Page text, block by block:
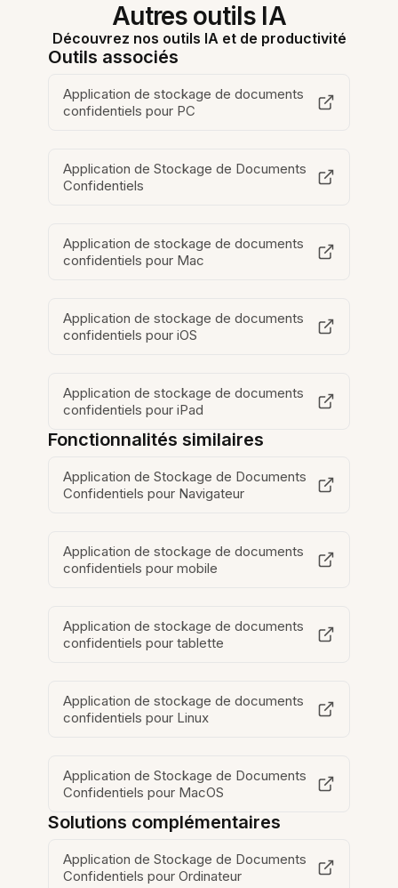
Autres outils IA
Découvrez nos outils IA et de productivité
Outils associés
Application de stockage de documents
confidentiels pour PC
Application de Stockage de Documents
Confidentiels
Application de stockage de documents
confidentiels pour Mac
Application de stockage de documents
confidentiels pour iOS
Application de stockage de documents
confidentiels pour iPad
Fonctionnalités similaires
Application de Stockage de Documents
Confidentiels pour Navigateur
Application de stockage de documents
confidentiels pour mobile
Application de stockage de documents
confidentiels pour tablette
Application de stockage de documents
confidentiels pour Linux
Application de Stockage de Documents
Confidentiels pour MacOS
Solutions complémentaires
Application de Stockage de Documents
Confidentiels pour Ordinateur